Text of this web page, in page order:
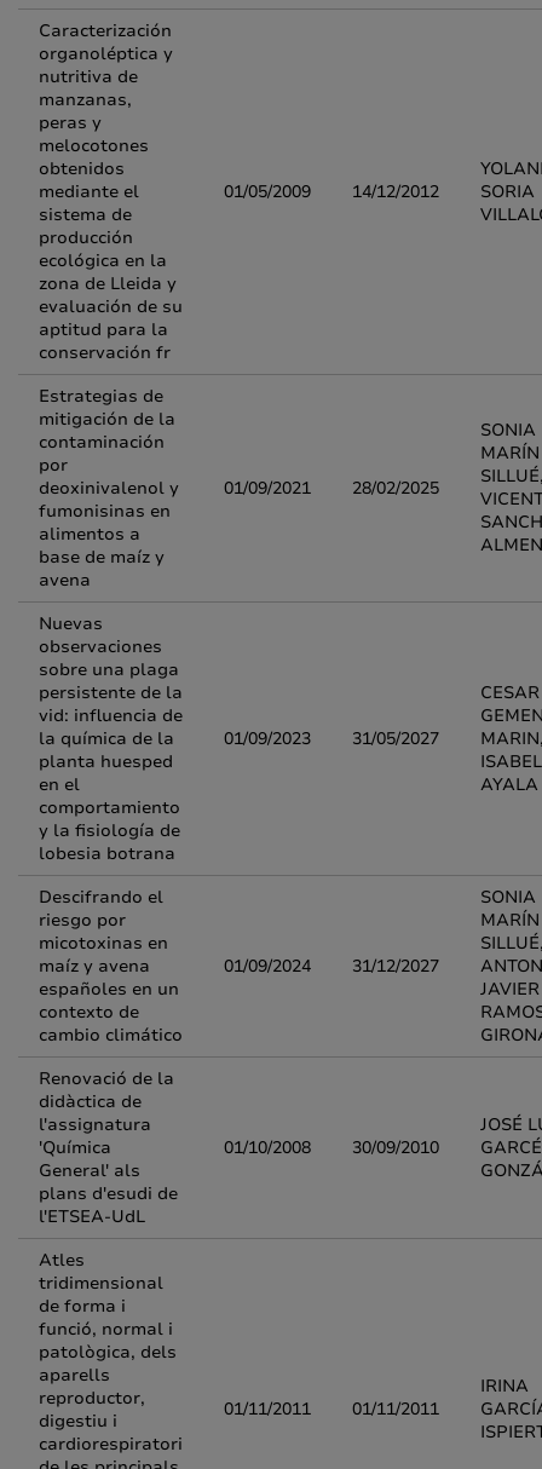
Caracterización
organoléptica y
nutritiva de
manzanas,
peras y
melocotones
obtenidos
mediante el
sistema de
producción
ecológica en la
zona de Lleida y
evaluación de su
aptitud para la
conservación fr
01/05/2009 14/12/2012
SORIA
Estrategias de
mitigación de la
contaminación
por
deoxinivalenol y
fumonisinas en
alimentos a
base de maíz y
avena
01/09/2021 28/02/2025
SONIA
MARÍN
Nuevas
observaciones
sobre una plaga
persistente de la
vid: influencia de
la química de la
planta huesped
en el
comportamiento
y la fisiología de
lobesia botrana
01/09/2023 31/05/2027
CESAR
AYALA
Descifrando el
riesgo por
micotoxinas en
maíz y avena
españoles en un
contexto de
cambio climático
01/09/2024 31/12/2027
SONIA
MARÍN
JAVIER
Renovació de la
didàctica de
l'assignatura
'Química
General' als
plans d'esudi de
l'ETSEA-UdL
01/10/2008 30/09/2010
JOSÉ
Atles
tridimensional
de forma i
funció, normal i
patològica, dels
aparells
reproductor,
digestiu i
cardiorespiratori
01/11/2011 01/11/2011
IRINA